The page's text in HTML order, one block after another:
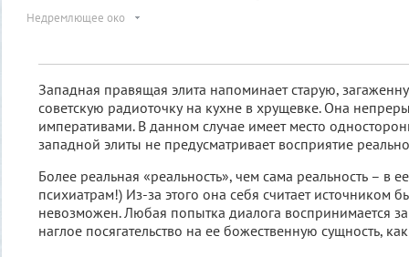
Недремлющее око
Западная правящая элита напоминает старую,
советскую радиоточку на кухне в хрущевке. Она
императивами. В данном случае имеет место
западной элиты не предусматривает восприятие
Более реальная «реальность», чем сама реальность – в
психиатрам!) Из-за этого она себя считает источником
невозможен. Любая попытка диалога воспринимается
наглое посягательство на ее божественную сущность,